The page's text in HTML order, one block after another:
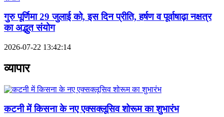
गुरु पूर्णिमा 29 जुलाई को, इस दिन प्रीति, हर्षण व पूर्वाषाढ़ा नक्षत्र
का अद्भुत संयोग
2026-07-22 13:42:14
व्यापार
कटनी में किसना के नए एक्सक्लूसिव शोरूम का शुभारंभ